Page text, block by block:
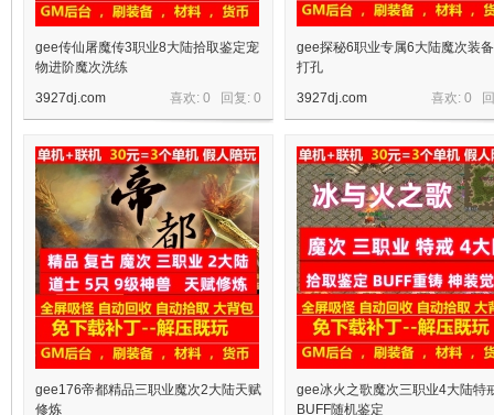
gee传仙屠魔传3职业8大陆拾取鉴定宠
物进阶魔次洗练
喜欢: 0 回复: 0
3927dj.com
gee探秘6职业专属6大陆魔次装
打孔
喜欢: 0
3927dj.com
gee176帝都精品三职业魔次2大陆天赋
修炼
gee冰火之歌魔次三职业4大陆特
BUFF随机鉴定